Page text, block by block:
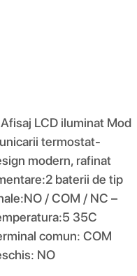
LCD iluminat Mod
termostat-
modern, rafinat
baterii de tip
/ COM / NC –
35C
comun: COM
NO